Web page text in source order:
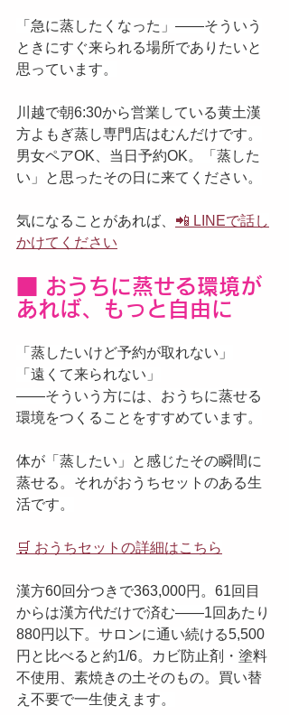
「急に蒸したくなった」——そういう
ときにすぐ来られる場所でありたいと
思っています。
川越で朝6:30から営業している黄土漢
方よもぎ蒸し専門店はむんだけです。
男女ペアOK、当日予約OK。「蒸した
い」と思ったその日に来てください。
気になることがあれば、 📲 LINEで話し
かけてください
■ おうちに蒸せる環境が
あれば、もっと自由に
「蒸したいけど予約が取れない」
「遠くて来られない」
——そういう方には、おうちに蒸せる
環境をつくることをすすめています。
体が「蒸したい」と感じたその瞬間に
蒸せる。それがおうちセットのある生
活です。
🛒 おうちセットの詳細はこちら
漢方60回分つきで363,000円。61回目
からは漢方代だけで済む——1回あたり
880円以下。サロンに通い続ける5,500
円と比べると約1/6。カビ防止剤・塗料
不使用、素焼きの土そのもの。買い替
え不要で一生使えます。